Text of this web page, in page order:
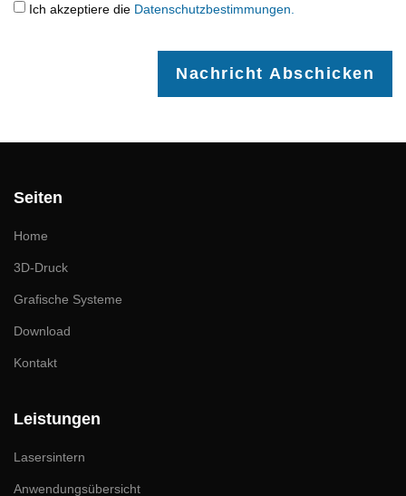
Ich akzeptiere die Datenschutzbestimmungen.
Nachricht Abschicken
Seiten
Home
3D-Druck
Grafische Systeme
Download
Kontakt
Leistungen
Lasersintern
Anwendungsübersicht